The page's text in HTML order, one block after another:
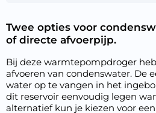
Twee opties voor
of directe afvoerpijp.
Bij deze warmtepompdroger
afvoeren van condenswater. De
water op te vangen in het
dit reservoir eenvoudig legen
alternatief kun je kiezen voor